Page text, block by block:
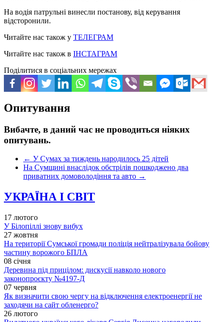
На водія патрульні винесли постанову, від керування
відсторонили.
Читайте нас також у ТЕЛЕГРАМ
Читайте нас також в ІНСТАГРАМ
Поділитися в соціальних мережах
Опитування
Вибачте, в даний час не проводиться ніяких
опитувань.
← У Сумах за тиждень народилось 25 дітей
На Сумщині внаслідок обстрілів пошкоджено два
приватних домоволодіння та авто →
УКРАЇНА І СВІТ
17 лютого
У Білопіллі знову вибух
27 жовтня
На території Сумської громади поліція нейтралізувала бойову
частину ворожого БПЛА
08 січня
Деревина під прицілом: дискусії навколо нового
законопроєкту №4197-Д
07 червня
Як визначити свою чергу на відключення електроенергії не
заходячи на сайт обленерго?
26 лютого